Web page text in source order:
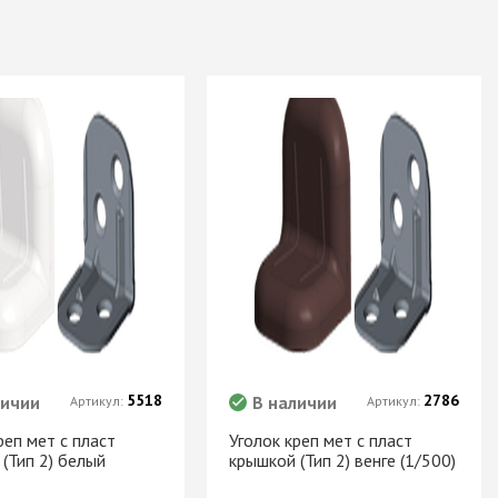
мет с пласт
2) белый
Артикул: 5518
Уголок креп мет с пласт
крышкой (Тип 2) венге (1/500)
В наличии Артикул: 2786